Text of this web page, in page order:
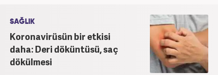
SAĞLIK
Koronavirüsün bir etkisi
daha: Deri döküntüsü, saç
dökülmesi